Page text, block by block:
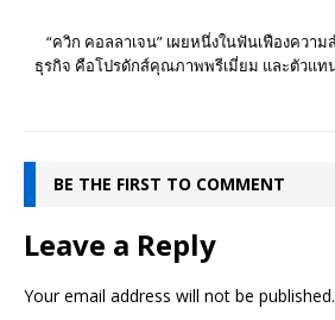
“ควิก คอลลาเจน” เผยหนึ่งในฟันเฟืองความ
ธุรกิจ คือโปรดักส์คุณภาพพรีเมี่ยม และตัวแท
BE THE FIRST TO COMMENT
Leave a Reply
Your email address will not be published.